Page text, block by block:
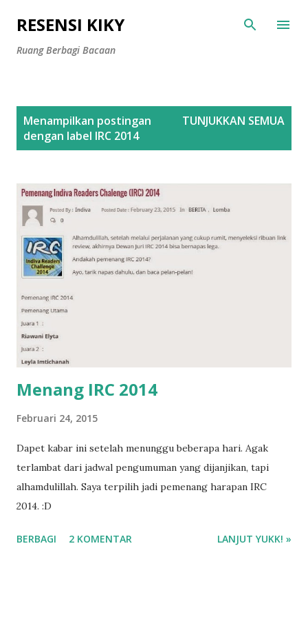
Langsung ke konten utama
RESENSI KIKY
Ruang Berbagi Bacaan
Menampilkan postingan
dengan label IRC 2014
TUNJUKKAN SEMUA
Menang IRC 2014
Februari 24, 2015
Dapet kabar ini setelah menunggu beberapa hari. Agak
terlambat dari jadwal pengumuman yang dijanjikan, tapi
alhamdulillah. Saya terpilih jadi pemenang harapan IRC
2014. :D
BERBAGI 2 KOMENTAR LANJUT YUKK! »